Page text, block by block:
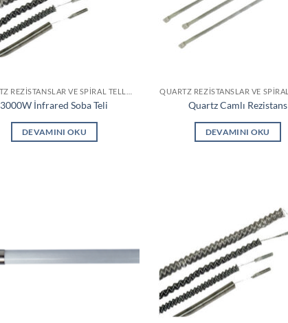
3000W İnfrared Soba Teli
DEVAMINI OKU
Quartz Camlı Rezistans
DEVAMINI OKU